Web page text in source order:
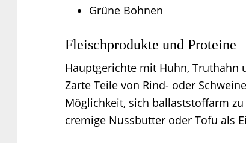
Grüne Bohnen
Fleischprodukte und Proteine
Hauptgerichte mit Huhn, Truthahn
Zarte Teile von Rind- oder
Möglichkeit, sich ballaststoffarm
cremige Nussbutter oder Tofu als